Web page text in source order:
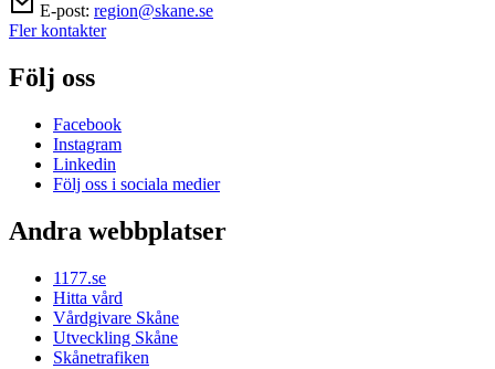
E-post: region@skane.se
Fler kontakter
Följ oss
Facebook
Instagram
Linkedin
Följ oss i sociala medier
Andra webbplatser
1177.se
Hitta vård
Vårdgivare Skåne
Utveckling Skåne
Skånetrafiken